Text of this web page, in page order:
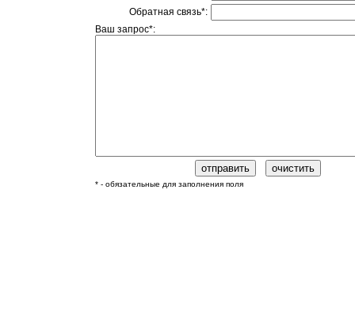
Обратная связь*:
Ваш запрос*:
* - обязательные для заполнения поля